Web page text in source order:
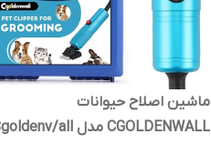
ماشین اصلاح حیوانات
CGOLDENWALL مدل Cgoldenv/all